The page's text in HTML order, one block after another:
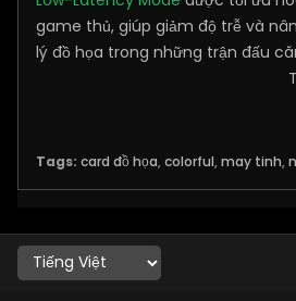
game thủ, giúp giảm độ trễ và
lý đồ họa trong những trận đấu
Tags: card đồ họa, colorful, may tinh,